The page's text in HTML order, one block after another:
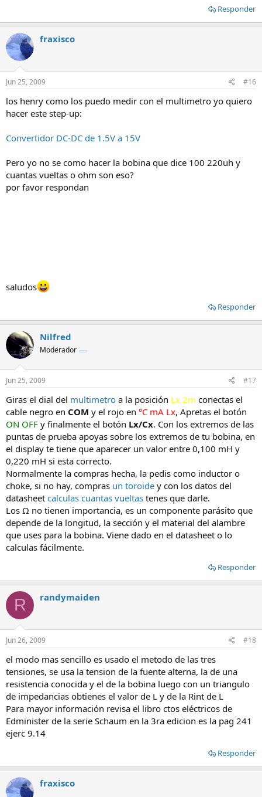
Responder
fraxisco
Jun 25, 2009 #16
los henry como los puedo medir con el multimetro yo quiero
hacer este step-up:
Convertidor DC-DC de 1.5V a 15V
Pero yo no se como hacer la bobina que dice 100 220uh y
cuantas vueltas o ohm son eso?
por favor respondan
saludos
Responder
Nilfred
Moderador
Jun 25, 2009 #17
Giras el dial del multimetro a la posición Lx 2m conectas el
cable negro en COM y el rojo en °C mA Lx, Apretas el botón
ON OFF y finalmente el botón Lx/Cx. Con los extremos de las
puntas de prueba apoyas sobre los extremos de tu bobina, en
el display te tiene que aparecer un valor entre 0,100 mH y
0,220 mH si esta correcto.
Normalmente la compras hecha, la pedis como inductor o
choke, si no hay, compras un toroide y con los datos del
datasheet calculas cuantas vueltas tenes que darle.
Los Ω no tienen importancia, es un componente parásito que
depende de la longitud, la sección y el material del alambre
que uses para la bobina. Viene dado en el datasheet o lo
calculas fácilmente.
Responder
R randymaiden
Jun 26, 2009 #18
el modo mas sencillo es usado el metodo de las tres
tensiones, se usa la tension de la fuente alterna, la de una
resistencia conocida y el de la bobina luego con un triangulo
de impedancias obtienes el valor de L y de la Rint de L
Para mayor información revisa el libro ctos eléctricos de
Edminister de la serie Schaum en la 3ra edicion es la pag 241
ejerc 9.14
Responder
fraxisco